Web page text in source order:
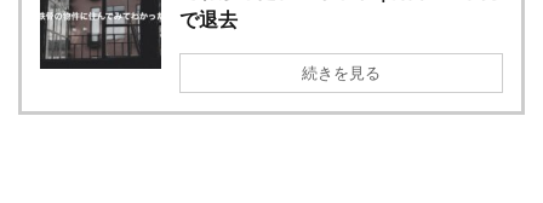
で退去
続きを見る